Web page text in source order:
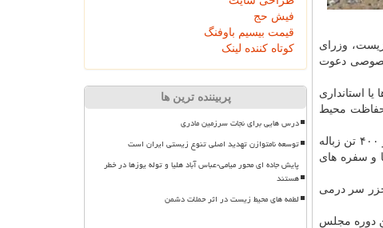
وزرای
خصوصی دعوت
استانداری
حفاظت محیط
حسینی در ادامه با تاکید بر اینکه تمام شهرهای شمالی با بحران زباله درگیرند، اظهار داشت: تنها در استان مازندران روزانه بیشتر از ۴۰۰ تن زباله
و سفره های
خزر سر درمی
دوره مجلس
فیش حج
قیمت بیسیم باوفنگ
کوتاه کننده لینک
پربیننده ترین ها
درس هایی برای نجات سرزمین مادری
توسعه نامتوازن تهدید اصلی تنوع زیستی ایران است
پایش جاده ای محور میامی-عباس آباد هلیا و توله یوزها در خطر
هستند
لطمه های محیط زیست در اثر حملات دشمن